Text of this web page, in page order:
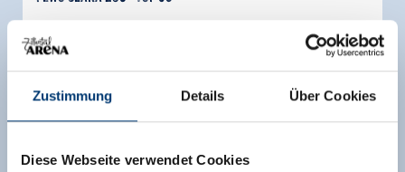
Zustimmung Details Über Cookies
Diese Webseite verwendet Cookies
1 - 6 Personen
|Schlafzimmer:
Eine vollständig ausgestattete Küche und
bequeme Sitzgelegenheiten lassen ebenso das
auch das entspannte drinnen oder draußen